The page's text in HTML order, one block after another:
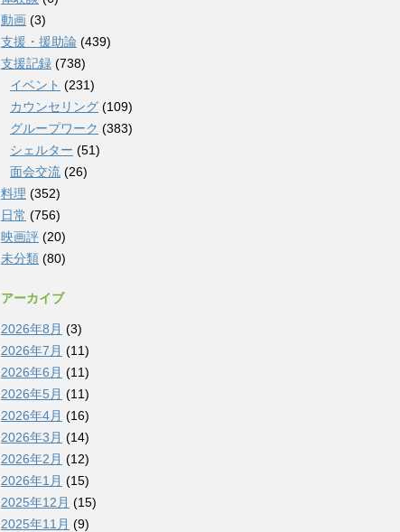
動画 (3)
支援・援助論 (439)
支援記録 (738)
イベント (231)
カウンセリング (109)
グループワーク (383)
シェルター (51)
面会交流 (26)
料理 (352)
日常 (756)
映画評 (20)
未分類 (80)
アーカイブ
2026年8月 (3)
2026年7月 (11)
2026年6月 (11)
2026年5月 (11)
2026年4月 (16)
2026年3月 (14)
2026年2月 (12)
2026年1月 (15)
2025年12月 (15)
2025年11月 (9)